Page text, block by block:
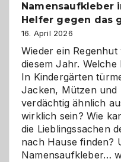
Namensaufkleber
Helfer gegen das
16. April 2026
Wieder ein
diesem Jahr.
In Kindergärten
Jacken, Mützen und
verdächtig ähnlich
wirklich sein? Wie
die Lieblingssachen
nach Hause finden?
Namensaufkleber…